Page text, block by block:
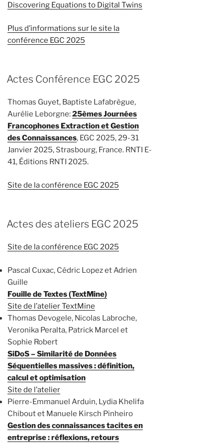
Discovering Equations to Digital Twins
Plus d’informations sur le site la
conférence EGC 2025
Actes Conférence EGC 2025
Thomas Guyet, Baptiste Lafabrègue,
Aurélie Leborgne:25èmes Journées
Francophones Extraction et Gestion
des Connaissances, EGC 2025, 29-31
Janvier 2025, Strasbourg, France. RNTI E-
41, Éditions RNTI 2025.
Site de la conférence EGC 2025
Actes des ateliers EGC 2025
Site de la conférence EGC 2025
Pascal Cuxac, Cédric Lopez et Adrien
Guille
Fouille de Textes (TextMine)
Site de l’atelier TextMine
Thomas Devogele, Nicolas Labroche,
Veronika Peralta, Patrick Marcel et
Sophie Robert
SiDoS – Similarité de Données
Séquentielles massives : définition,
calcul et optimisation
Site de l’atelier
Pierre-Emmanuel Arduin, Lydia Khelifa
Chibout et Manuele Kirsch Pinheiro
Gestion des connaissances tacites en
entreprise : réflexions, retours